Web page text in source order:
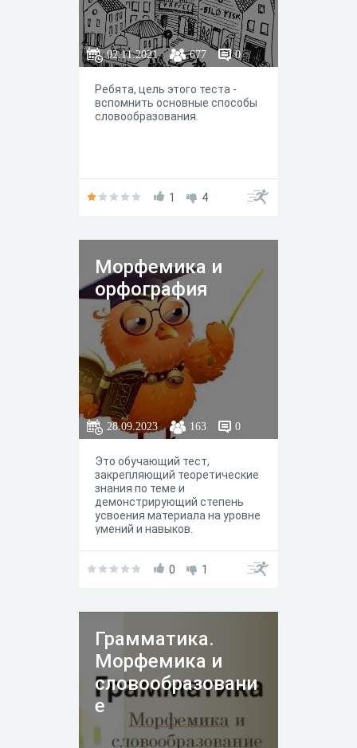
02.11.2021 677 0
Ребята, цель этого теста -
вспомнить основные способы
словообразования.
1 4
Морфемика и
орфография
28.09.2023 163 0
Это обучающий тест,
закрепляющий теоретические
знания по теме и
демонстрирующий степень
усвоения материала на уровне
умений и навыков.
0 1
Грамматика.
Морфемика и
словообразовани
е